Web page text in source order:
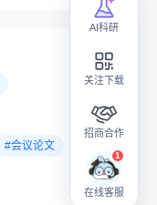
#会议论文
AI科研
关注下载
招商合作
在线客服